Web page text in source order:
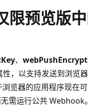
限预览版
、
性，以支持发送到浏览
览器的应用程序现在
需运行公共